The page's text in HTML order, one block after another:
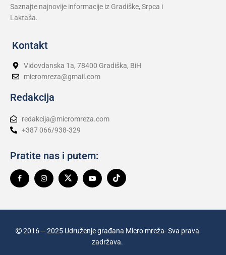
Saznajte najnovije informacije iz Gradiške, Srpca i
Laktaša.
Kontakt
Vidovdanska 1a, 78400 Gradiška, BiH
micromreza@gmail.com
Redakcija
redakcija@micromreza.com
+387 066/938-329
Pratite nas i putem:
2016 – 2025 Udruženje građana Micro mreža- Sva prava
zadržava.